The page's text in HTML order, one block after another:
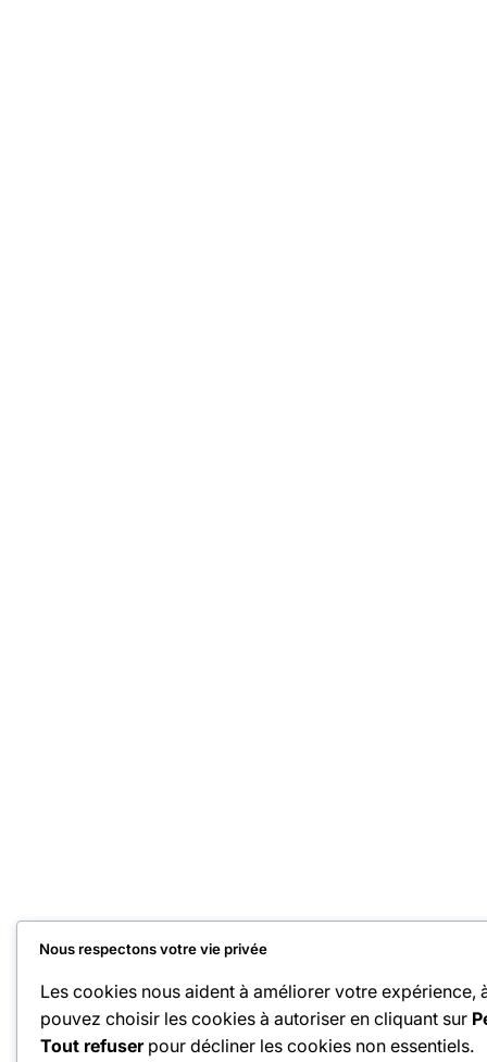
Nous respectons votre vie privée
Les cookies nous aident à améliorer votre
pouvez choisir les cookies à autoriser en cliquant sur
Tout refuserpour décliner les cookies non essentiels.